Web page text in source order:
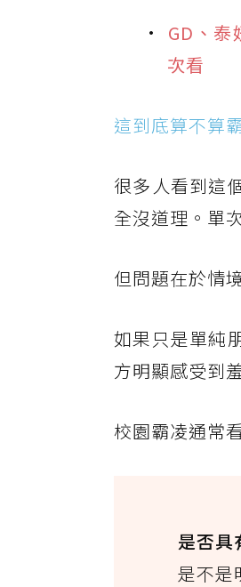
GD、
次看
這到底算不算
很多人看到這
全沒道理。單
但問題在於情
如果只是單純
方明顯感受到
校園霸凌通常
是否具
是不是